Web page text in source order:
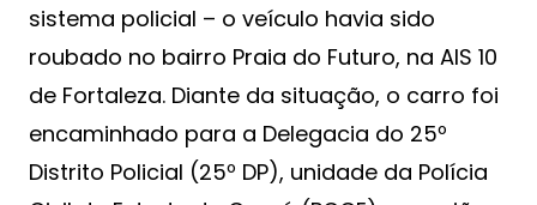
sistema policial – o veículo havia sido
roubado no bairro Praia do Futuro, na AIS 10
de Fortaleza. Diante da situação, o carro foi
encaminhado para a Delegacia do 25º
Distrito Policial (25º DP), unidade da Polícia